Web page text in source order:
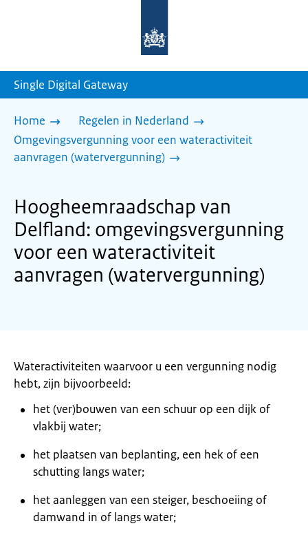
homepage
Single Digital Gateway
Home
Regelen in Nederland
Omgevingsvergunning voor een wateractiviteit
aanvragen (watervergunning)
Hoogheemraadschap van
Delfland: omgevingsvergunning
voor een wateractiviteit
aanvragen (watervergunning)
Wateractiviteiten waarvoor u een vergunning nodig
hebt, zijn bijvoorbeeld:
het (ver)bouwen van een schuur op een dijk of
vlakbij water;
het plaatsen van beplanting, een hek of een
schutting langs water;
het aanleggen van een steiger, beschoeiing of
damwand in of langs water;